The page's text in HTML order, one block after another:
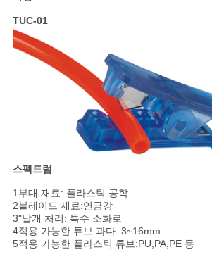
요
VR
트
맵
TUC-01
스펙트럼
1부대 재료: 플라스틱 공학
2블레이드 재료:연금강
3"날개 처리: 특수 소화로
4적용 가능한 튜브 과다: 3~16mm
5적용 가능한 플라스틱 튜브:PU,PA,PE 등